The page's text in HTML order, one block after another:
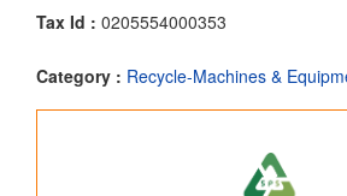
Tax Id : 0205554000353
Category : Recycle-Machines &